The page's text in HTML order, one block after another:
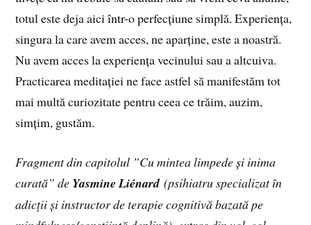
totul este deja aici într-o perfecțiune simplă. Experiența,
singura la care avem acces, ne aparține, este a noastră.
Nu avem acces la experiența vecinului sau a altcuiva.
Practicarea meditației ne face astfel să manifestăm tot
mai multă curiozitate pentru ceea ce trăim, auzim,
simțim, gustăm.
Fragment din capitolul ”Cu mintea limpede și inima
curată” de Yasmine Liénard (psihiatru specializat în
adicții și instructor de terapie cognitivă bazată pe